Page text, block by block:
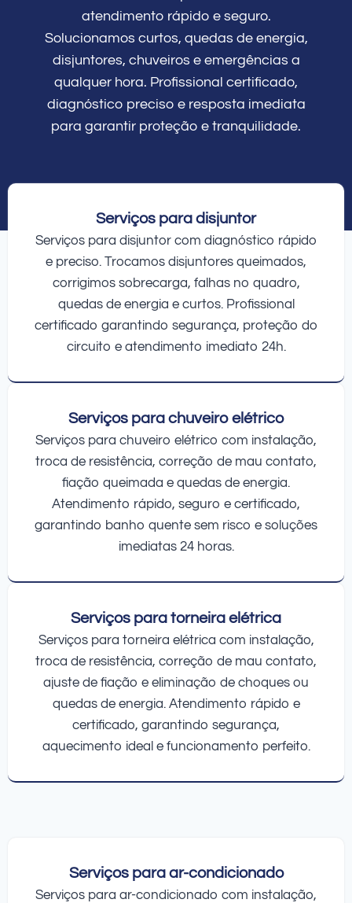
atendimento rápido e seguro.
Solucionamos curtos, quedas de energia,
disjuntores, chuveiros e emergências a
qualquer hora. Profissional certificado,
diagnóstico preciso e resposta imediata
para garantir proteção e tranquilidade.
Serviços para disjuntor
Serviços para disjuntor com diagnóstico rápido
e preciso. Trocamos disjuntores queimados,
corrigimos sobrecarga, falhas no quadro,
quedas de energia e curtos. Profissional
certificado garantindo segurança, proteção do
circuito e atendimento imediato 24h.
Serviços para chuveiro elétrico
Serviços para chuveiro elétrico com instalação,
troca de resistência, correção de mau contato,
fiação queimada e quedas de energia.
Atendimento rápido, seguro e certificado,
garantindo banho quente sem risco e soluções
imediatas 24 horas.
Serviços para torneira elétrica
Serviços para torneira elétrica com instalação,
troca de resistência, correção de mau contato,
ajuste de fiação e eliminação de choques ou
quedas de energia. Atendimento rápido e
certificado, garantindo segurança,
aquecimento ideal e funcionamento perfeito.
Serviços para ar-condicionado
Serviços para ar-condicionado com instalação,